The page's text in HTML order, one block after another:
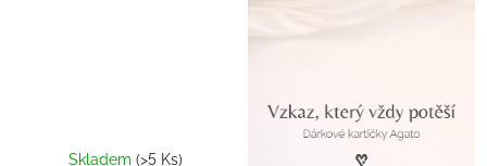
Skladem (>5 Ks)